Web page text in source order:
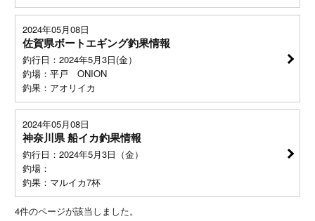
2024年05月08日
佐賀県ボートエギング釣果情報
釣行日：2024年5月3日(金）
釣場：平戸 ONION
釣果：アオリイカ
2024年05月08日
神奈川県 船イカ釣果情報
釣行日：2024年5月3日（金）
釣場：
釣果：マルイカ7杯
4件のページが該当しました。